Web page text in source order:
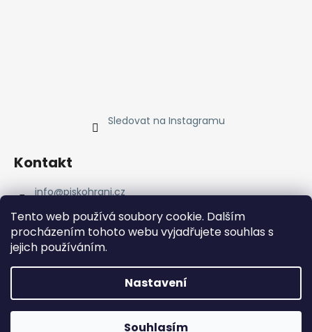
Tento web používá soubory cookie. Dalším
procházením tohoto webu vyjadřujete souhlas s
jejich používáním.
Nastavení
Souhlasím
Sledovat na Instagramu
Kontakt
info@piskohrani.cz
723 753 053
Piskohrani
piskohrani/
+420 723 753 053
Pískohraní. Všechna práva vyhrazena.